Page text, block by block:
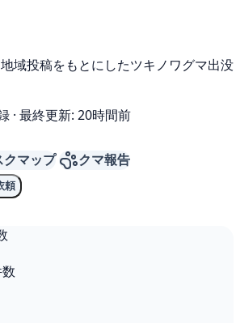
域投稿をもとにしたツキノワグマ出没
· 最終更新: 20時間前
クマップ クマ報告
頼